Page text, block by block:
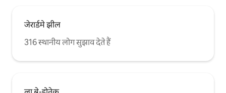
जेरार्डमे झील
316 स्थानीय लोग सुझाव देते हैं